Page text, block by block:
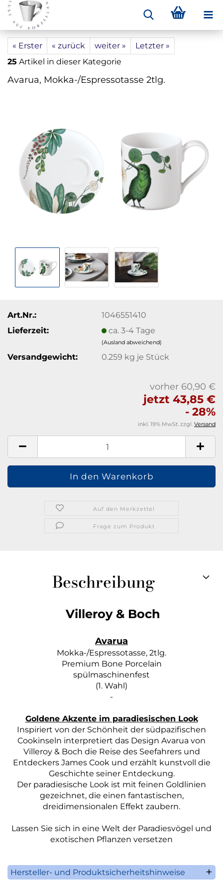
« Erster « zurück weiter »
Letzter »
25 Artikel in dieser Kategorie
Avarua, Mokka-/Espressotasse 2tlg.
Art.Nr.:
1046551410
Lieferzeit:
ca. 3-4 Tage
(Ausland abweichend)
Versandgewicht: 0.259 kg je Stück
vorher 60,90 €
jetzt 43,85 €
- 28%
inkl. 19% MwSt. zzgl. Versand
Auf den Merkzettel
Frage zum Produkt
Beschreibung
Villeroy & Boch
Avarua
Mokka-/Espressotasse, 2tlg.
Premium Bone Porcelain
spülmaschinenfest
(1. Wahl)
-
Goldene Akzente im paradiesischen Look
Inspiriert von der Schönheit der südpazifischen
Cookinseln interpretiert das Design Avarua von
Villeroy & Boch die Reise des Seefahrers und
Entdeckers James Cook und erzählt kunstvoll die
Geschichte seiner Entdeckung.
Der paradiesische Look ist mit feinen Goldlinien
gezeichnet, die einen fantastischen,
dreidimensionalen Effekt zaubern.
Lassen Sie sich in eine Welt der Paradiesvögel und
exotischen Pflanzen versetzen
Hersteller- und Produktsicherheitshinweise